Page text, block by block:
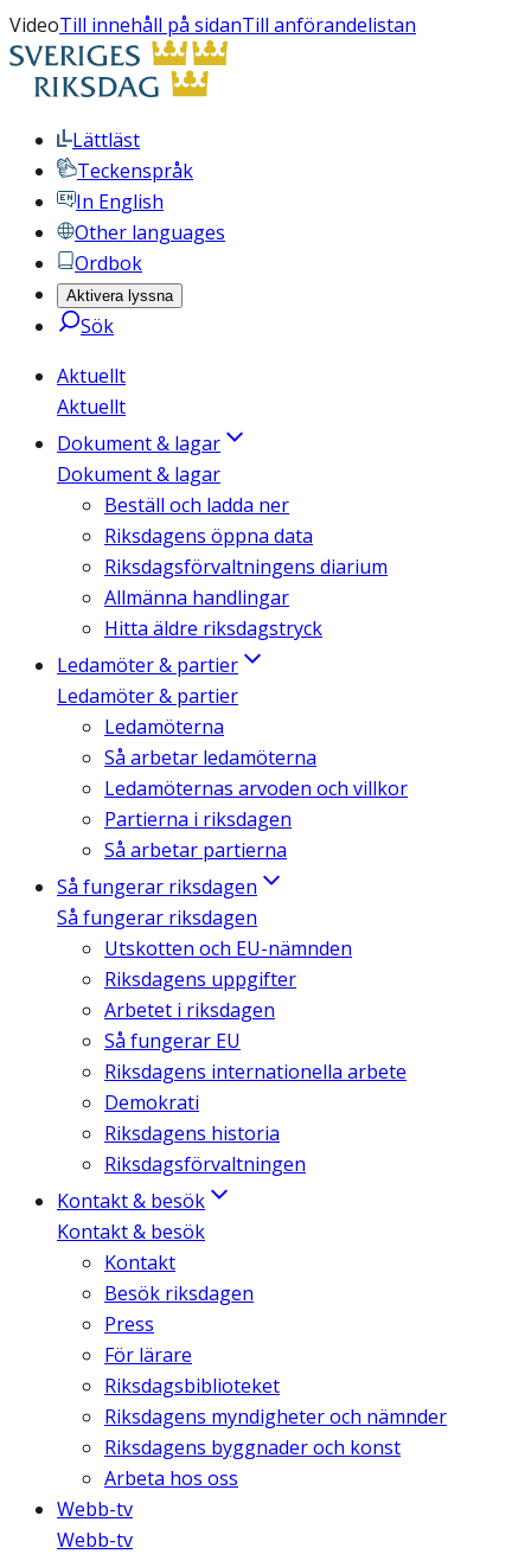
VideoTill innehåll på sidanTill anförandelistan
Lättläst
Teckenspråk
In English
Other languages
Ordbok
Aktivera lyssna
Sök
Aktuellt
Aktuellt
Dokument & lagar
Dokument & lagar
Beställ och ladda ner
Riksdagens öppna data
Riksdagsförvaltningens diarium
Allmänna handlingar
Hitta äldre riksdagstryck
Ledamöter & partier
Ledamöter & partier
Ledamöterna
Så arbetar ledamöterna
Ledamöternas arvoden och villkor
Partierna i riksdagen
Så arbetar partierna
Så fungerar riksdagen
Så fungerar riksdagen
Utskotten och EU-nämnden
Riksdagens uppgifter
Arbetet i riksdagen
Så fungerar EU
Riksdagens internationella arbete
Demokrati
Riksdagens historia
Riksdagsförvaltningen
Kontakt & besök
Kontakt & besök
Kontakt
Besök riksdagen
Press
För lärare
Riksdagsbiblioteket
Riksdagens myndigheter och nämnder
Riksdagens byggnader och konst
Arbeta hos oss
Webb-tv
Webb-tv